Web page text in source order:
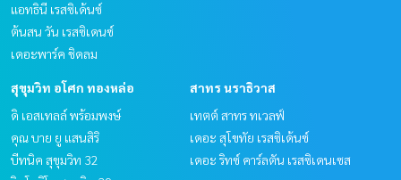
แอทธินี เรสซิเด้นซ์
ต้นสน วัน เรสซิเดนซ์
เดอะพาร์ค ชิดลม
สุขุมวิท อโศก ทองหล่อ
ดิ เอสเทลล์ พร้อมพงษ์
คุณ บาย ยู แสนสิริ
บีทนิค สุขุมวิท 32
สาทร นราธิวาส
เทตต์ สาทร ทเวลฟ์
เดอะ สุโขทัย เรสซิเด้นซ์
เดอะ ริทซ์ คาร์ลตัน เรสซิเดนเซส